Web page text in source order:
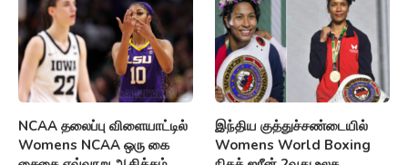
NCAA தலைப்பு விளையாட்டில்
Womens NCAA ஒரு கை
இந்திய குத்துச்சண்டையில்
Womens World Boxing